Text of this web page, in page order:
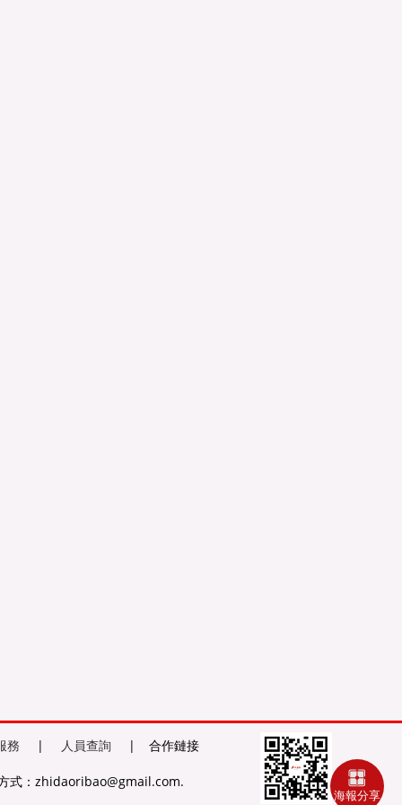
務 | 人員查詢 | 合作鏈接
式：zhidaoribao@gmail.com.
海報分享